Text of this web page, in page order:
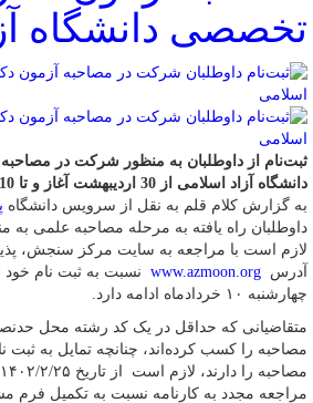
تخصصی دانشگاه
ثبت‌نام از داوطلبان به منظور شرکت در
دانشگاه آزاد اسلامی از 30 اردیبهشت آغاز و تا 10 خرداد ادامه دارد
به گزارش کلام قلم به نقل از سرویس دانشگاه
داوطلبان راه یافته به مرحله مصاحبه علمی
لازم است با مراجعه به سایت مرکز سنجش،
آدرس www.azmoon.org نسبت به ثبت نام خود
چهارشنبه ۱۰ خردادماه ادامه دارد.
متقاضیانی که حداقل در یک کد رشته محل
مصاحبه را کسب کرده‌اند، چنانچه تمایل به
مراجعه مجدد به کارنامه نسبت به تکمیل